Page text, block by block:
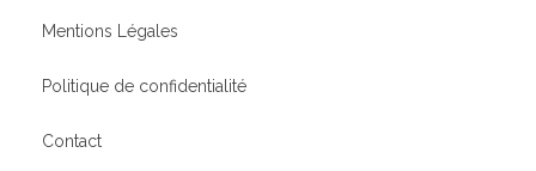
Mentions Légales
Politique de confidentialité
Contact